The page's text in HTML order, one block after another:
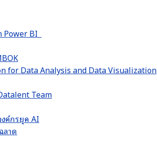
Power BI
for Data Analysis and Data Visualization
Team
ค์กรยุค AI
ลาด